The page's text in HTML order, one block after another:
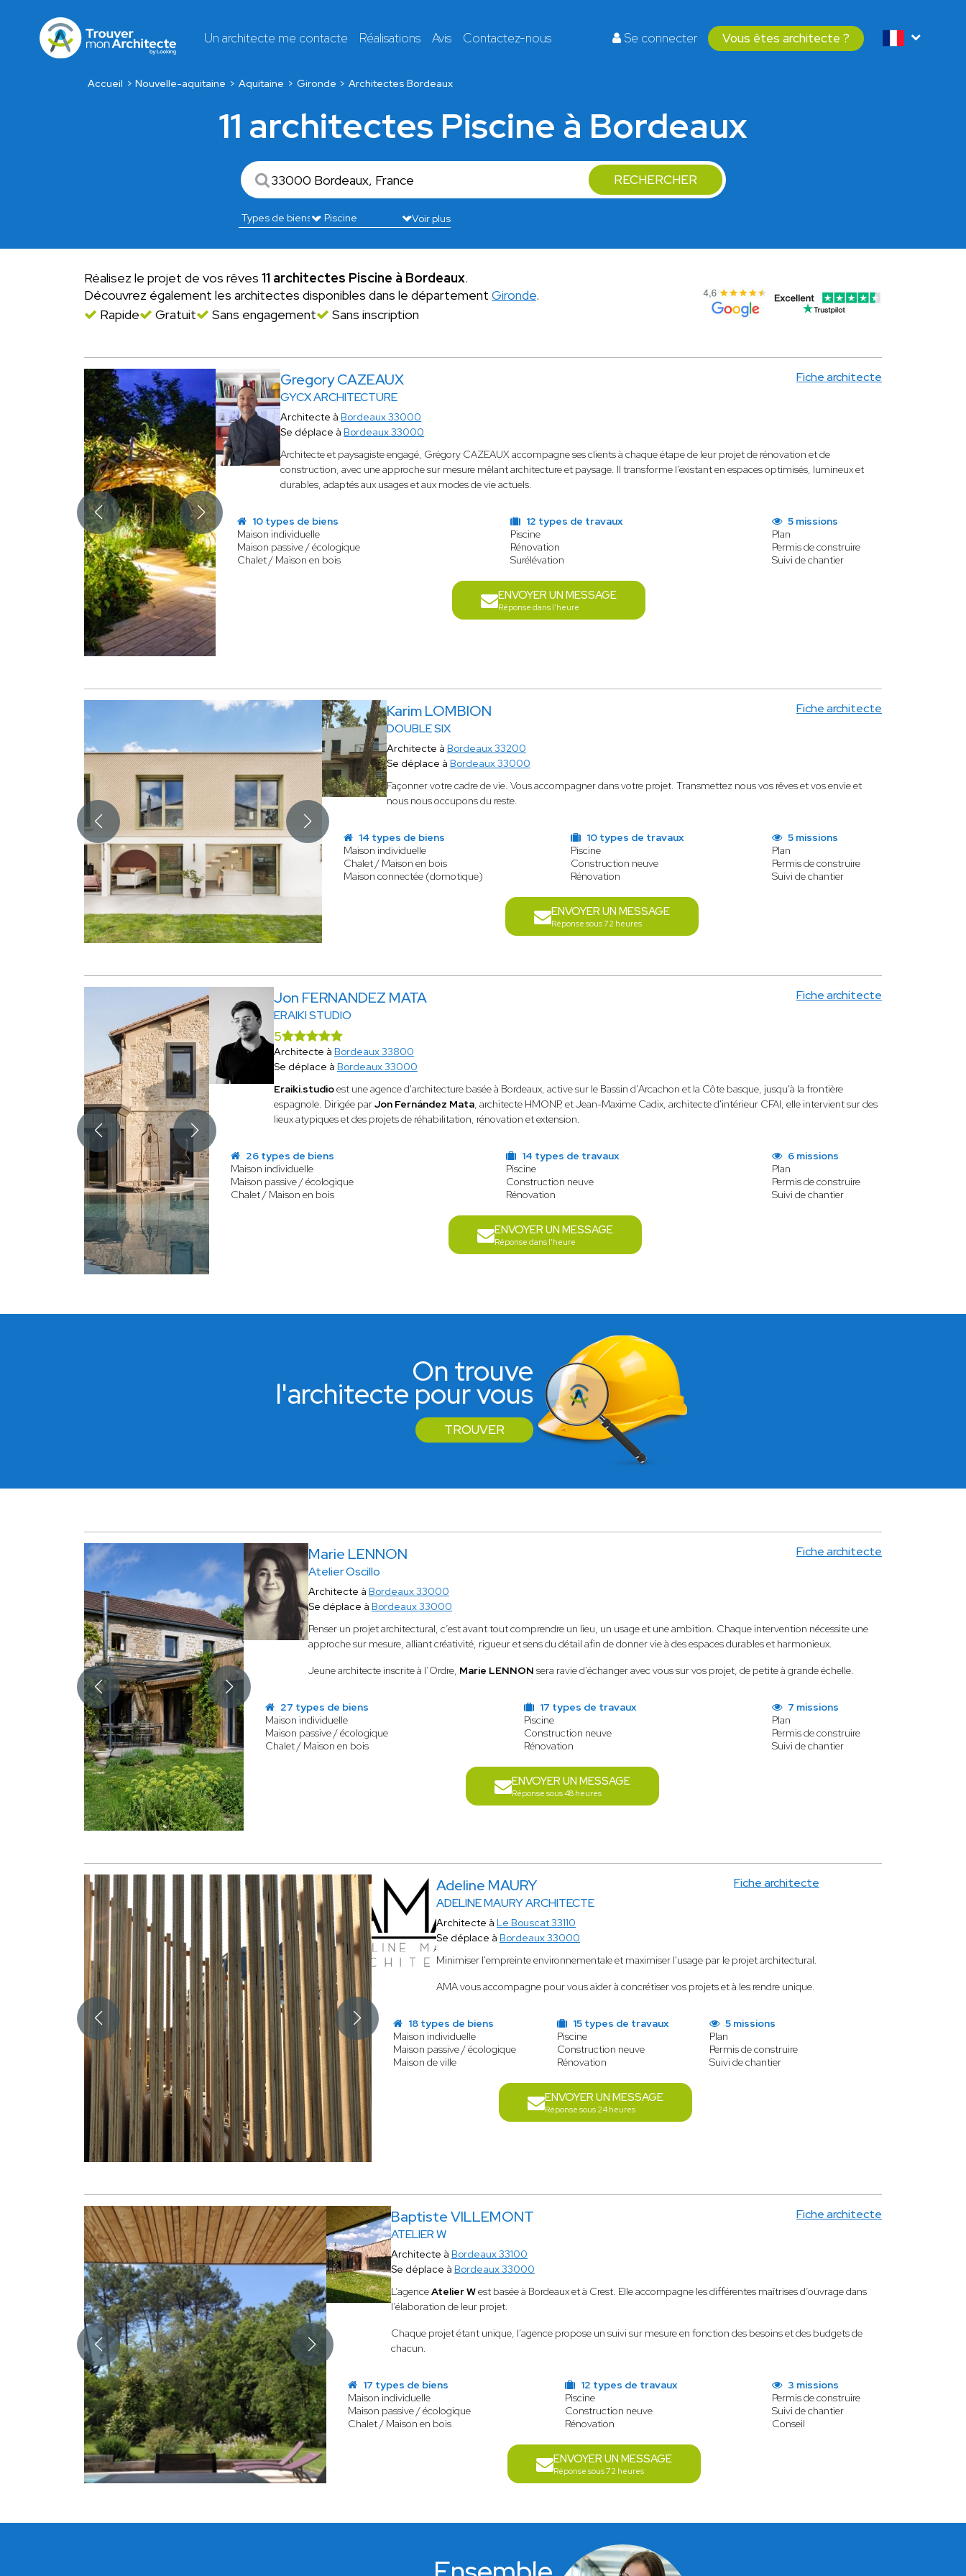
Un architecte me contacte Réalisations Avis Contactez-nous Se connecter Vous êtes architecte ?
Accueil Nouvelle-aquitaine Aquitaine Gironde Architectes Bordeaux
11 architectes Piscine à Bordeaux
RECHERCHER
Voir plus
Réalisez le projet de vos rêves 11 architectes Piscine à Bordeaux.
Découvrez également les architectes disponibles dans le département Gironde.
Rapide
Gratuit Sans engagement Sans inscription
Gregory CAZEAUX
GYCX ARCHITECTURE
Fiche architecte
Architecte à Bordeaux 33000
Se déplace à Bordeaux 33000
Architecte et paysagiste engagé, Grégory CAZEAUX accompagne ses clients à chaque étape de leur projet de rénovation et de
construction, avec une approche sur mesure mêlant architecture et paysage. Il transforme l’existant en espaces optimisés, lumineux et
durables, adaptés aux usages et aux modes de vie actuels.
10 types de biens
Maison individuelle
Maison passive / écologique
Chalet / Maison en bois
12 types de travaux
Piscine
Rénovation
Surélévation
5 missions
Plan
Permis de construire
Suivi de chantier
ENVOYER UN MESSAGE
Réponse dans l'heure
Karim LOMBION
DOUBLE SIX
Fiche architecte
Architecte à Bordeaux 33200
Se déplace à Bordeaux 33000
Façonner votre cadre de vie. Vous accompagner dans votre projet. Transmettez nous vos rêves et vos envie et
nous nous occupons du reste.
14 types de biens
Maison individuelle
Chalet / Maison en bois
Maison connectée (domotique)
10 types de travaux
Piscine
Construction neuve
Rénovation
5 missions
Plan
Permis de construire
Suivi de chantier
ENVOYER UN MESSAGE
Réponse sous 72 heures
Jon FERNANDEZ MATA
ERAIKI STUDIO
Fiche architecte
5
Architecte à Bordeaux 33800
Se déplace à Bordeaux 33000
Eraiki.studioest une agence d'architecture basée à Bordeaux, active sur le Bassin d'Arcachon et la Côte basque, jusqu'à la frontière
espagnole. Dirigée parJon Fernández Mata, architecte HMONP, et Jean-Maxime Cadix, architecte d'intérieur CFAI, elle intervient sur des
lieux atypiques et des projets de réhabilitation, rénovation et extension.
26 types de biens
Maison individuelle
Maison passive / écologique
Chalet / Maison en bois
14 types de travaux
Piscine
Construction neuve
Rénovation
6 missions
Plan
Permis de construire
Suivi de chantier
ENVOYER UN MESSAGE
Réponse dans l'heure
On trouve
l'architecte pour vous
TROUVER
Marie LENNON
Atelier Oscillo
Fiche architecte
Architecte à Bordeaux 33000
Se déplace à Bordeaux 33000
Penser un projet architectural, c’est avant tout comprendre un lieu, un usage et une ambition. Chaque intervention nécessite une
approche sur mesure, alliant créativité, rigueur et sens du détail afin de donner vie à des espaces durables et harmonieux.
Jeune architecte inscrite à l’Ordre, Marie LENNON sera ravie d'échanger avec vous sur vos projet, de petite à grande échelle.
27 types de biens
Maison individuelle
Maison passive / écologique
Chalet / Maison en bois
17 types de travaux
Piscine
Construction neuve
Rénovation
7 missions
Plan
Permis de construire
Suivi de chantier
ENVOYER UN MESSAGE
Réponse sous 48 heures
Adeline MAURY
ADELINE MAURY ARCHITECTE
Fiche architecte
Architecte à Le Bouscat 33110
Se déplace à Bordeaux 33000
Minimiser l'empreinte environnementale et maximiser l'usage par le projet architectural.
AMA vous accompagne pour vous aider à concrétiser vos projets et à les rendre unique.
18 types de biens
Maison individuelle
Maison passive / écologique
Maison de ville
15 types de travaux
Piscine
Construction neuve
Rénovation
5 missions
Plan
Permis de construire
Suivi de chantier
ENVOYER UN MESSAGE
Réponse sous 24 heures
Baptiste VILLEMONT
ATELIER W
Fiche architecte
Architecte à Bordeaux 33100
Se déplace à Bordeaux 33000
L’agenceAtelier West basée à Bordeaux et à Crest. Elle accompagne les différentes maîtrises d’ouvrage dans
l’élaboration de leur projet.
Chaque projet étant unique, l’agence propose un suivi sur mesure en fonction des besoins et des budgets de
chacun.
17 types de biens
Maison individuelle
Maison passive / écologique
Chalet / Maison en bois
12 types de travaux
Piscine
Construction neuve
Rénovation
3 missions
Permis de construire
Suivi de chantier
Conseil
ENVOYER UN MESSAGE
Réponse sous 72 heures